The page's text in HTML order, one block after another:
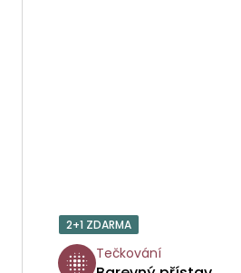
2+1 ZDARMA
Tečkování